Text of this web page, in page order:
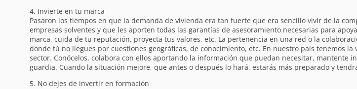
4. Invierte en tu marca
Pasaron los tiempos en que la demanda de vivienda era tan fuerte que era sencillo vivir de la
empresas solventes y que les aporten todas las garantías de asesoramiento necesarias para
marca, cuida de tu reputación, proyecta tus valores, etc. La pertenencia en una red o la
donde tú no llegues por cuestiones geográficas, de conocimiento, etc. En nuestro país tenemos
sector. Conócelos, colabora con ellos aportando la información que puedan necesitar, mantente
guardia. Cuando la situación mejore, que antes o después lo hará, estarás más preparado y
5. No dejes de invertir en formación